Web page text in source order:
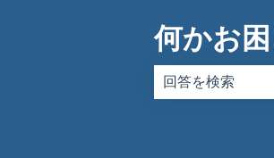
何かお